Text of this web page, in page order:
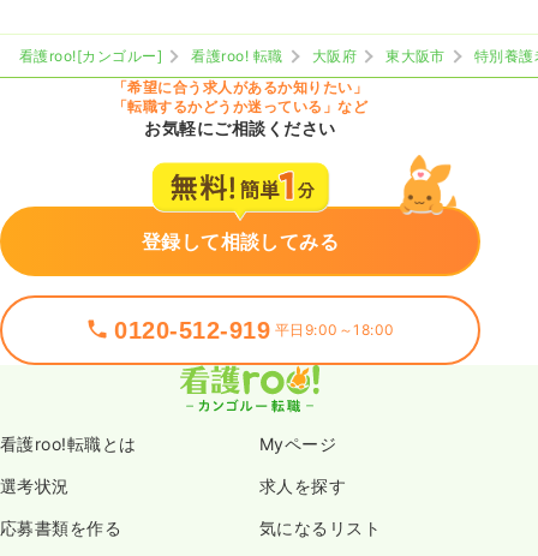
看護roo![カンゴルー] 看護roo! 転職 大阪府 東大阪市
特別養
「希望に合う求人があるか知りたい」
「転職するかどうか迷っている」など
お気軽にご相談ください
登録して相談してみる
0120-512-919 平日9:00～18:00
看護roo!転職とは Myページ
選考状況 求人を探す
応募書類を作る 気になるリスト